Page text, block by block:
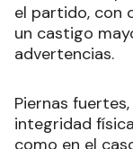
el partido, con
un castigo
advertencias.
Piernas
integridad